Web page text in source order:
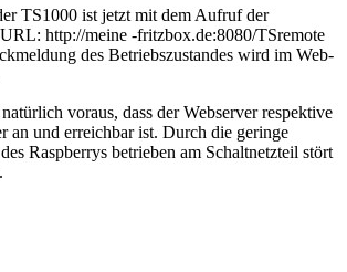
TS1000 ist jetzt mit dem Aufruf der
http://meine -fritzbox.de:8080/TSremote
des Betriebszustandes wird im Web-
voraus, dass der Webserver respektive
an und erreichbar ist. Durch die geringe
Raspberrys betrieben am Schaltnetzteil stört